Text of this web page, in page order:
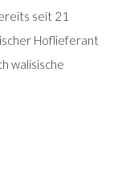
seit 21
Hoflieferant
walisische